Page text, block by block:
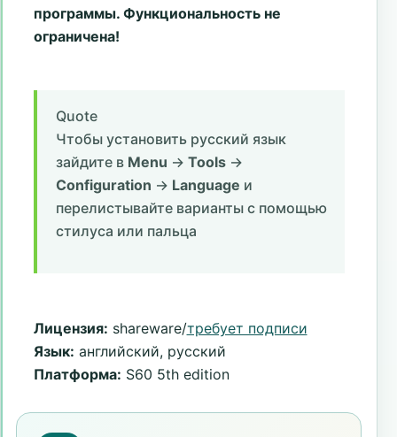
программы. Функциональность не
ограничена!
Quote
Чтобы установить русский язык
зайдите в Menu ->Tools ->
Configuration -> Language и
перелистывайте варианты с помощью
стилуса или пальца
Лицензия: shareware/требует подписи
Язык: английский, русский
Платформа: S60 5th edition